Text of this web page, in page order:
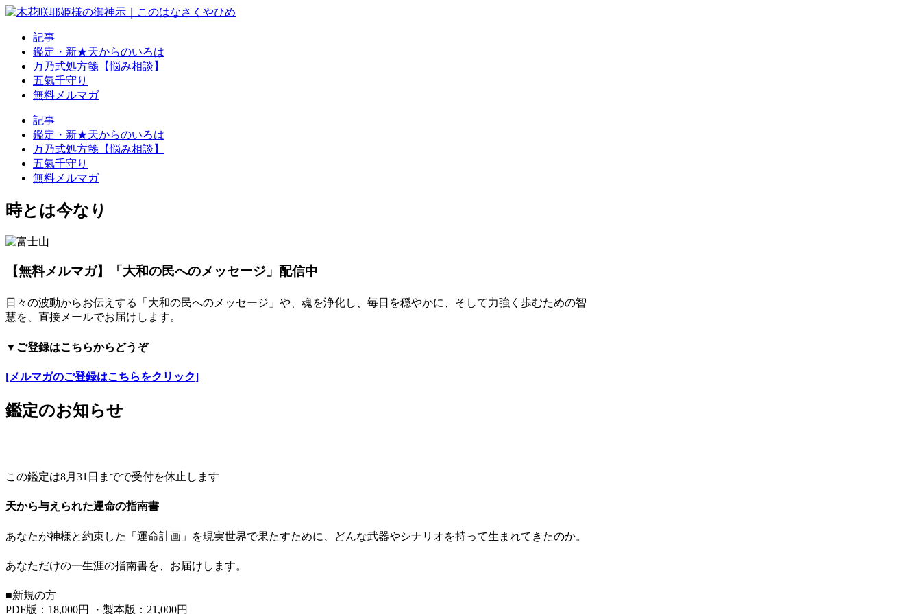
記事
鑑定・新★天からのいろは
万乃式処方箋【悩み相談】
五氣千守り
無料メルマガ
記事
鑑定・新★天からのいろは
万乃式処方箋【悩み相談】
五氣千守り
無料メルマガ
時とは今なり
【無料メルマガ】「大和の民へのメッセージ」配信中
日々の波動からお伝えする「大和の民へのメッセージ」や、魂を浄化し、毎日を穏やかに、そして力強く歩むための智
慧を、直接メールでお届けします。
▼ご登録はこちらからどうぞ
[メルマガのご登録はこちらをクリック]
鑑定のお知らせ
この鑑定は8月31日までで受付を休止します
天から与えられた運命の指南書
あなたが神様と約束した「運命計画」を現実世界で果たすために、どんな武器やシナリオを持って生まれてきたのか。
あなただけの一生涯の指南書を、お届けします。
■新規の方
PDF版：18,000円 ・製本版：21,000円